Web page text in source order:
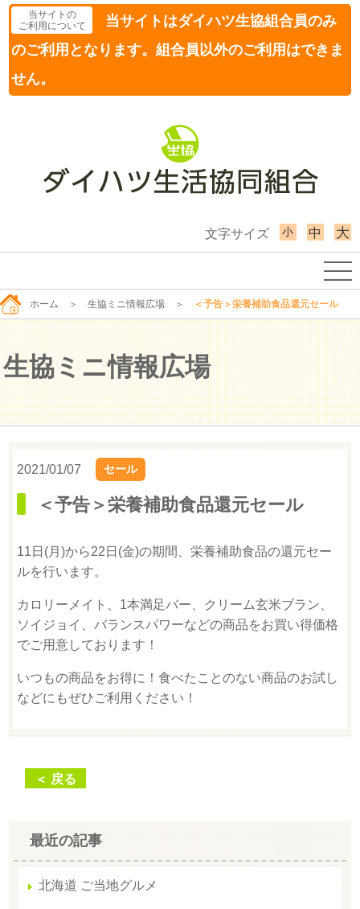
当サイトの
ご利用について
当サイトはダイハツ生協組合員のみ
のご利用となります。組合員以外のご利用はできま
せん。
文字サイズ 小 中 大
ホーム ＞ 生協ミニ情報広場 ＞ ＜予告＞栄養補助食品還元セール
生協ミニ情報広場
2021/01/07 セール
＜予告＞栄養補助食品還元セール
11日(月)から22日(金)の期間、栄養補助食品の還元セー
ルを行います。
カロリーメイト、1本満足バー、クリーム玄米ブラン、
ソイジョイ、バランスパワーなどの商品をお買い得価格
でご用意しております！
いつもの商品をお得に！食べたことのない商品のお試し
などにもぜひご利用ください！
＜ 戻る
最近の記事
北海道 ご当地グルメ